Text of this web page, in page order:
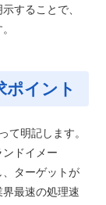
することで、
ポイント
て明記します。
ドイメー
ターゲットが
最速の処理速